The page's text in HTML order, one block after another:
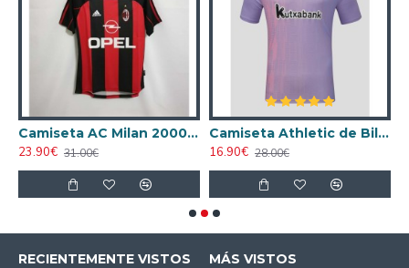
Camiseta AC Milan 2000/2001 Local Retro
23.90€ 31.00€
Camiseta Athletic de Bilbao 2024/2025 Alternativo
16.90€ 28.00€
RECIENTEMENTE VISTOS MÁS VISTOS